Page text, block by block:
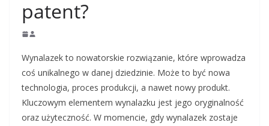
patent?
Wynalazek to nowatorskie rozwiązanie, które wprowadza
coś unikalnego w danej dziedzinie. Może to być nowa
technologia, proces produkcji, a nawet nowy produkt.
Kluczowym elementem wynalazku jest jego oryginalność
oraz użyteczność. W momencie, gdy wynalazek zostaje